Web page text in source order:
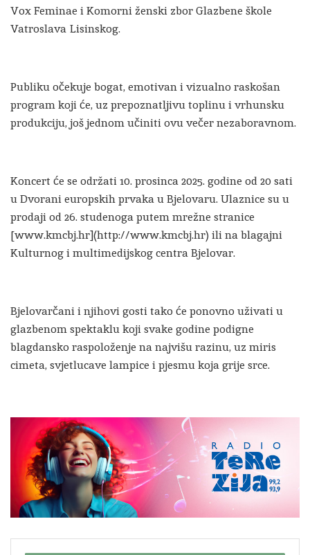
Vox Feminae i Komorni ženski zbor Glazbene škole
Vatroslava Lisinskog.
Publiku očekuje bogat, emotivan i vizualno raskošan
program koji će, uz prepoznatljivu toplinu i vrhunsku
produkciju, još jednom učiniti ovu večer nezaboravnom.
Koncert će se održati 10. prosinca 2025. godine od 20 sati
u Dvorani europskih prvaka u Bjelovaru. Ulaznice su u
prodaji od 26. studenoga putem mrežne stranice
[www.kmcbj.hr](http://www.kmcbj.hr) ili na blagajni
Kulturnog i multimedijskog centra Bjelovar.
Bjelovarčani i njihovi gosti tako će ponovno uživati u
glazbenom spektaklu koji svake godine podigne
blagdansko raspoloženje na najvišu razinu, uz miris
cimeta, svjetlucave lampice i pjesmu koja grije srce.